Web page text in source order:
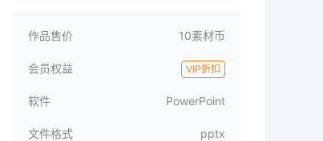
作品售价 10素材币
会员权益 VIP折扣
软件 PowerPoint
文件格式 pptx